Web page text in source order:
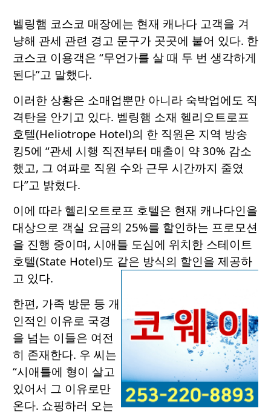
벨링햄 코스코 매장에는 현재 캐나다 고객을 겨
냥해 관세 관련 경고 문구가 곳곳에 붙어 있다. 한
코스코 이용객은 “무언가를 살 때 두 번 생각하게
된다”고 말했다.
이러한 상황은 소매업뿐만 아니라 숙박업에도 직
격탄을 안기고 있다. 벨링햄 소재 헬리오트로프
호텔(Heliotrope Hotel)의 한 직원은 지역 방송
킹5에 “관세 시행 직전부터 매출이 약 30% 감소
했고, 그 여파로 직원 수와 근무 시간까지 줄였
다”고 밝혔다.
이에 따라 헬리오트로프 호텔은 현재 캐나다인을
대상으로 객실 요금의 25%를 할인하는 프로모션
을 진행 중이며, 시애틀 도심에 위치한 스테이트
호텔(State Hotel)도 같은 방식의 할인을 제공하
고 있다.
한편, 가족 방문 등 개
인적인 이유로 국경
을 넘는 이들은 여전
히 존재한다. 우 씨는
“시애틀에 형이 살고
있어서 그 이유로만
온다. 쇼핑하러 오는